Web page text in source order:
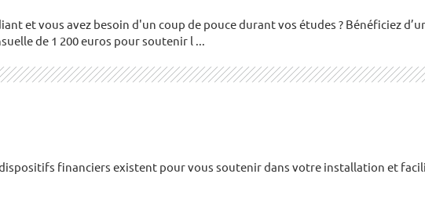
et vous avez besoin d'un coup de pouce durant vos études ? Bénéficiez
de 1 200 euros pour soutenir l ...
dispositifs financiers existent pour vous soutenir dans votre installation et